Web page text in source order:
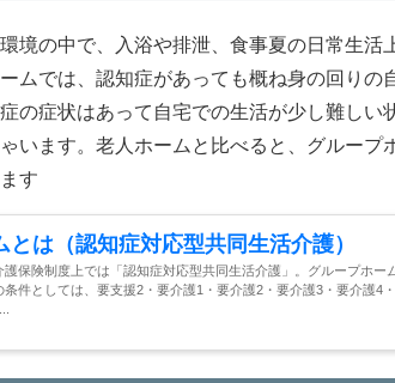
境の中で、入浴や排泄、食事夏の日常生活
ムでは、認知症があっても概ね身の回り
の症状はあって自宅での生活が少し難しい
います。老人ホームと比べると、グループ
す
とは（認知症対応型共同生活介護）
護保険制度上では「認知症対応型共同生活介護」。グループホ
件としては、要支援2・要介護1・要介護2・要介護3・要介護4